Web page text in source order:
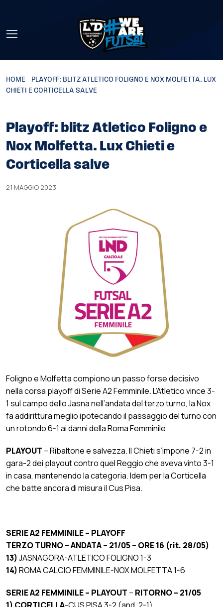
HOME
PLAYOFF: BLITZ ATLETICO FOLIGNO E NOX MOLFETTA. LUX
CHIETI E CORTICELLA SALVE
Playoff: blitz Atletico Foligno e
Nox Molfetta. Lux Chieti e
Corticella salve
21 MAGGIO 2023
Foligno e Molfetta compiono un passo forse decisivo
nella corsa playoff di Serie A2 Femminile. L’Atletico vince 3-
1 sul campo dello Jasna nell’andata del terzo turno, la Nox
fa addirittura meglio ipotecando il passaggio del turno con
un rotondo 6-1 ai danni della Roma Femminile.
PLAYOUT – Ribaltone e salvezza. Il Chieti s’impone 7-2 in
gara-2 dei playout contro quel Reggio che aveva vinto 3-1
in casa, mantenendo la categoria. Idem per la Corticella
che batte ancora di misura il Cus Pisa.
SERIE A2 FEMMINILE – PLAYOFF
TERZO TURNO – ANDATA – 21/05 – ORE 16 (rit. 28/05)
13)JASNAGORA-ATLETICO FOLIGNO 1-3
14)ROMA CALCIO FEMMINILE-NOX MOLFETTA 1-6
SERIE A2 FEMMINILE – PLAYOUT – RITORNO – 21/05